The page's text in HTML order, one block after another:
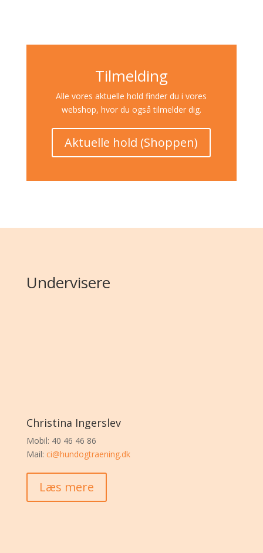
Tilmelding
Alle vores aktuelle hold finder du i vores
webshop, hvor du også tilmelder dig.
Aktuelle hold (Shoppen)
Undervisere
Christina Ingerslev
Mobil: 40 46 46 86
Mail: ci@hundogtraening.dk
Læs mere